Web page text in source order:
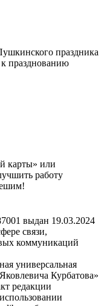
праздника
празднованию
карты» или
работу
выдан 19.03.2024
связи,
коммуникаций
универсальная
Курбатова»
редакции